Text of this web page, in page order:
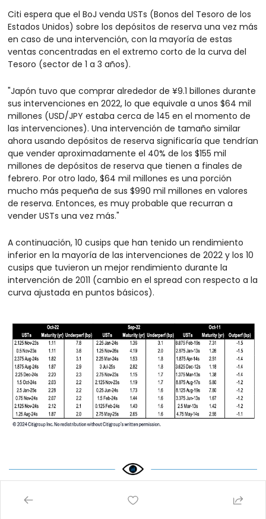
Citi espera que el BoJ venda USTs (Bonos del Tesoro de los
Estados Unidos) sobre los depósitos de reserva una vez más
en caso de una intervención, con la mayoría de estas
ventas concentradas en el extremo corto de la curva del
Tesoro (sector de 1 a 3 años).
"Japón tuvo que comprar alrededor de ¥9.1 billones durante
sus intervenciones en 2022, lo que equivale a unos $64 mil
millones (USD/JPY estaba cerca de 145 en el momento de
las intervenciones). Una intervención de tamaño similar
ahora usando depósitos de reserva significaría que tendrían
que vender aproximadamente el 40% de los $155 mil
millones de depósitos de reserva que tienen a finales de
febrero. Por otro lado, $64 mil millones es una porción
mucho más pequeña de sus $990 mil millones en valores
de reserva. Entonces, es muy probable que recurran a
vender USTs una vez más."
A continuación, 10 cusips que han tenido un rendimiento
inferior en la mayoría de las intervenciones de 2022 y los 10
cusips que tuvieron un mejor rendimiento durante la
intervención de 2011 (cambio en el spread con respecto a la
curva ajustada en puntos básicos).
Clave del día: El liderazgo global